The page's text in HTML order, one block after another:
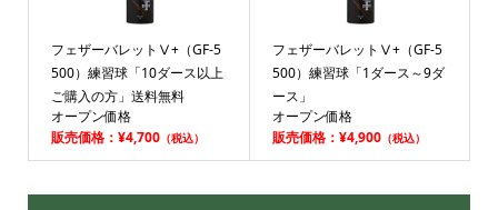
フェザーバレットⅤ+（GF-5
500）練習球「10ダース以上
ご購入の方」送料無料
オープン価格
販売価格：¥4,700（税込）
フェザーバレットⅤ+（GF-5
500）練習球「1ダース～9ダ
ース」
オープン価格
販売価格：¥4,900（税込）